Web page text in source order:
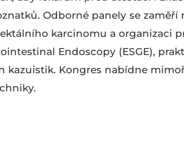
Odborné panely se
karcinomu a organizaci
Endoscopy (ESGE),
kazuistik. Kongres nabídne